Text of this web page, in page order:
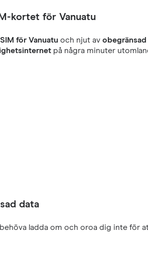
kortet för Vanuatu
för Vanuatu och njut av
på några minuter
data
ladda om och oroa dig inte för